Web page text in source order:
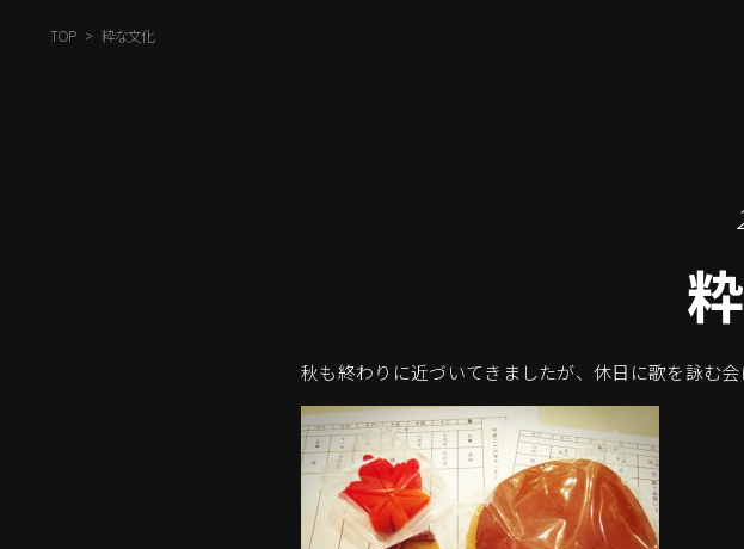
TOP 粋な文化
秋も終わりに近づいてきましたが、休日に歌を詠む